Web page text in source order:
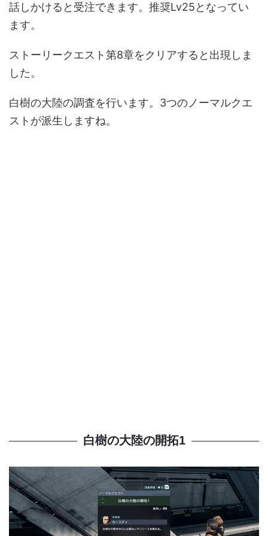
話しかけると受注できます。推奨Lv25となってい
ます。
ストーリークエスト第8章をクリアすると出現しま
した。
白樹の大陸の調査を行います。3つのノーマルクエ
ストが派生しますね。
白樹の大陸の開拓1